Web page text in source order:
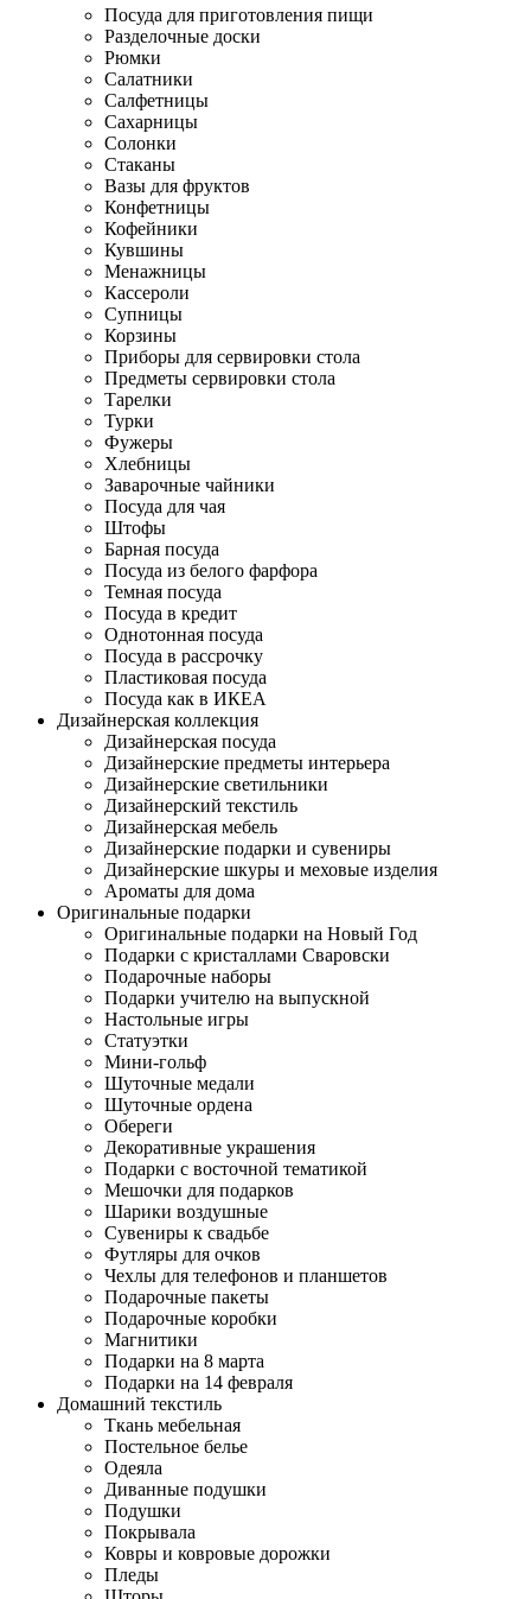
Посуда для приготовления пищи
Разделочные доски
Рюмки
Салатники
Салфетницы
Сахарницы
Солонки
Стаканы
Вазы для фруктов
Конфетницы
Кофейники
Кувшины
Менажницы
Кассероли
Супницы
Корзины
Приборы для сервировки стола
Предметы сервировки стола
Тарелки
Турки
Фужеры
Хлебницы
Заварочные чайники
Посуда для чая
Штофы
Барная посуда
Посуда из белого фарфора
Темная посуда
Посуда в кредит
Однотонная посуда
Посуда в рассрочку
Пластиковая посуда
Посуда как в ИКЕА
Дизайнерская коллекция
Дизайнерская посуда
Дизайнерские предметы интерьера
Дизайнерские светильники
Дизайнерский текстиль
Дизайнерская мебель
Дизайнерские подарки и сувениры
Дизайнерские шкуры и меховые изделия
Ароматы для дома
Оригинальные подарки
Оригинальные подарки на Новый Год
Подарки с кристаллами Сваровски
Подарочные наборы
Подарки учителю на выпускной
Настольные игры
Статуэтки
Мини-гольф
Шуточные медали
Шуточные ордена
Обереги
Декоративные украшения
Подарки с восточной тематикой
Мешочки для подарков
Шарики воздушные
Сувениры к свадьбе
Футляры для очков
Чехлы для телефонов и планшетов
Подарочные пакеты
Подарочные коробки
Магнитики
Подарки на 8 марта
Подарки на 14 февраля
Домашний текстиль
Ткань мебельная
Постельное белье
Одеяла
Диванные подушки
Подушки
Покрывала
Ковры и ковровые дорожки
Пледы